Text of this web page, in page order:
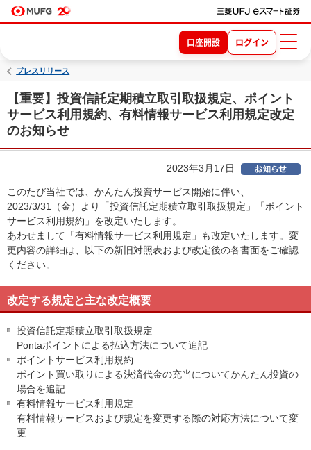
口座開設 ログイン
プレスリリース
【重要】投資信託定期積立取引取扱規定、ポイント
サービス利用規約、有料情報サービス利用規定改定
のお知らせ
2023年3月17日
このたび当社では、かんたん投資サービス開始に伴い、
2023/3/31（金）より「投資信託定期積立取引取扱規定」「ポイント
サービス利用規約」を改定いたします。
あわせまして「有料情報サービス利用規定」も改定いたします。変
更内容の詳細は、以下の新旧対照表および改定後の各書面をご確認
ください。
改定する規定と主な改定概要
投資信託定期積立取引取扱規定
Pontaポイントによる払込方法について追記
ポイントサービス利用規約
ポイント買い取りによる決済代金の充当についてかんたん投資の
場合を追記
有料情報サービス利用規定
有料情報サービスおよび規定を変更する際の対応方法について変
更